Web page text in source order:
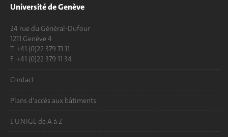
Université de Genève
24 rue du Général-Dufour
1211 Genève 4
T. +41 (0)22 379 71 11
F. +41 (0)22 379 11 34
Contact
Plans d'accès aux bâtiments
L'UNIGE de A à Z